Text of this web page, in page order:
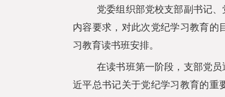
党委组织部党校支部副书记
内容要求，对此次党纪学习教育的
习教育读书班安排。
在读书班第一阶段，支部党
近平总书记关于党纪学习教育的重